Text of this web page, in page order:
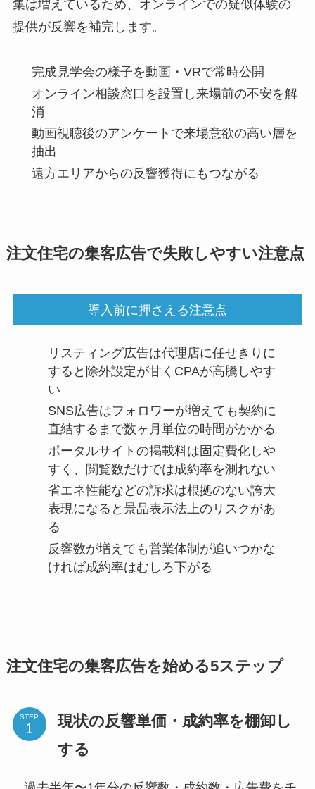
集は増えているため、オンラインでの疑似体験の
提供が反響を補完します。
完成見学会の様子を動画・VRで常時公開
オンライン相談窓口を設置し来場前の不安を解
消
動画視聴後のアンケートで来場意欲の高い層を
抽出
遠方エリアからの反響獲得にもつながる
注文住宅の集客広告で失敗しやすい注意点
導入前に押さえる注意点
リスティング広告は代理店に任せきりに
すると除外設定が甘くCPAが高騰しやす
い
SNS広告はフォロワーが増えても契約に
直結するまで数ヶ月単位の時間がかかる
ポータルサイトの掲載料は固定費化しや
すく、閲覧数だけでは成約率を測れない
省エネ性能などの訴求は根拠のない誇大
表現になると景品表示法上のリスクがあ
る
反響数が増えても営業体制が追いつかな
ければ成約率はむしろ下がる
注文住宅の集客広告を始める5ステップ
STEP
現状の反響単価・成約率を棚卸し
する